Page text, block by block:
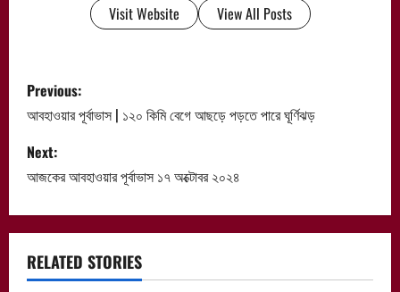
Visit Website View All Posts
P
o
s
t
n
a
Previous:
আবহাওয়ার পূর্বাভাস | ১২০ কিমি বেগে আছড়ে পড়তে পারে ঘূর্ণিঝড়
Next:
আজকের আবহাওয়ার পূর্বাভাস ১৭ অক্টোবর ২০২৪
RELATED STORIES